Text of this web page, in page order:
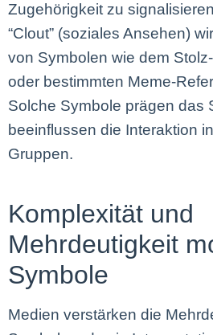
Zugehörigkeit zu
“Clout” (soziales Ansehen)
von Symbolen wie dem
oder bestimmten Meme-
Solche Symbole prägen das
beeinflussen die Interaktion
Gruppen.
Komplexität und
Mehrdeutigkeit
Symbole
Medien verstärken die